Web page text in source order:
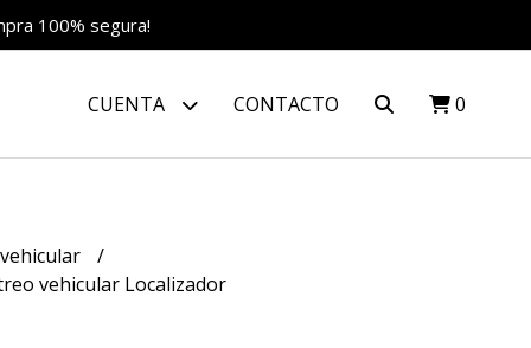
100% segura!
CUENTA CONTACTO 0
vehicular Localizador